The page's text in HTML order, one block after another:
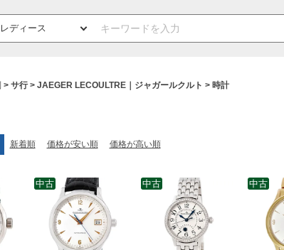
サ行 JAEGER LECOULTRE｜ジャガールクルト 時計
新着順 価格が安い順 価格が高い順
中古 中古 中古